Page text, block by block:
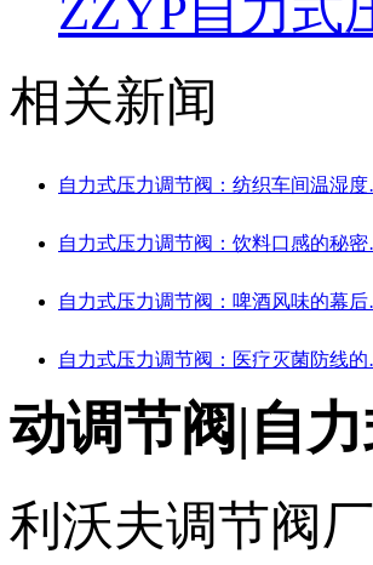
ZZYP自力式
相关新闻
自力式压力调节阀：纺织车间温湿
自力式压力调节阀：饮料口感的秘
自力式压力调节阀：啤酒风味的幕
自力式压力调节阀：医疗灭菌防线
动调节阀|自
利沃夫调节阀